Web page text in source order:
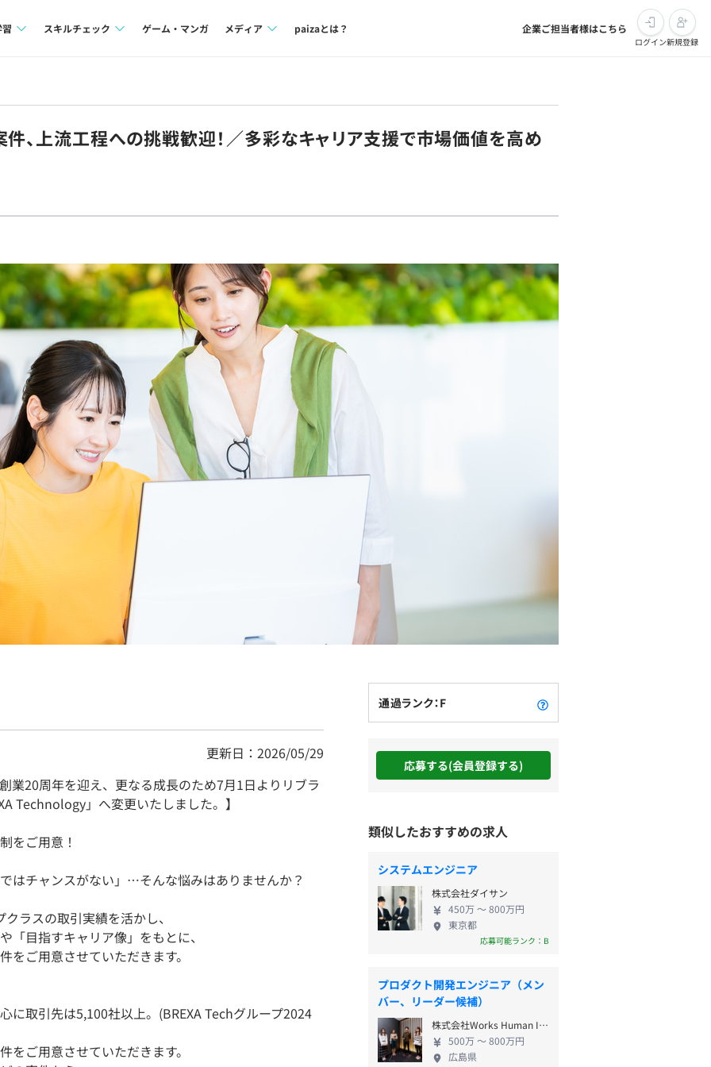
4択課題
リファレンス
個人向けプラン
法人向けプラン
学校向けプラン
契約内容・クーポン
スキルチェック
評価結果一覧
ゲーム・マンガ メディア
note
paizaとは？ 企業ご担当者様はこちら
ログイン新規登録
上流工程への挑戦歓迎！／多彩なキャリア支援で市場価値を高め
更新日：2026/05/29
業20周年を迎え、更なる成長のため7月1日よりリブラ
Technology」へ変更いたしました。】
をご用意！
はチャンスがない」…そんな悩みはありませんか？
ラスの取引実績を活かし、
「目指すキャリア像」をもとに、
をご用意させていただきます。
に取引先は5,100社以上。(BREXA Techグループ2024
をご用意させていただきます。
通過ランク：F
応募する(会員登録する)
類似したおすすめの求人
システムエンジニア
株式会社ダイサン
450万 〜 800万円
東京都
応募可能ランク：B
プロダクト開発エンジニア（メン
バー、リーダー候補）
株式会社Works Human Intelligence
500万 〜 800万円
広島県